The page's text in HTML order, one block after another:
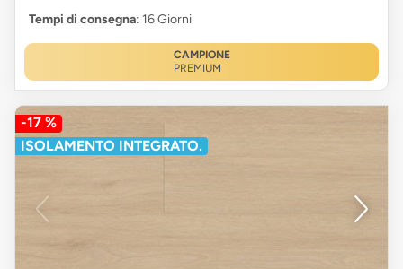
Tempi di consegna: 16 Giorni
CAMPIONE
PREMIUM
-17 %
ISOLAMENTO INTEGRATO.